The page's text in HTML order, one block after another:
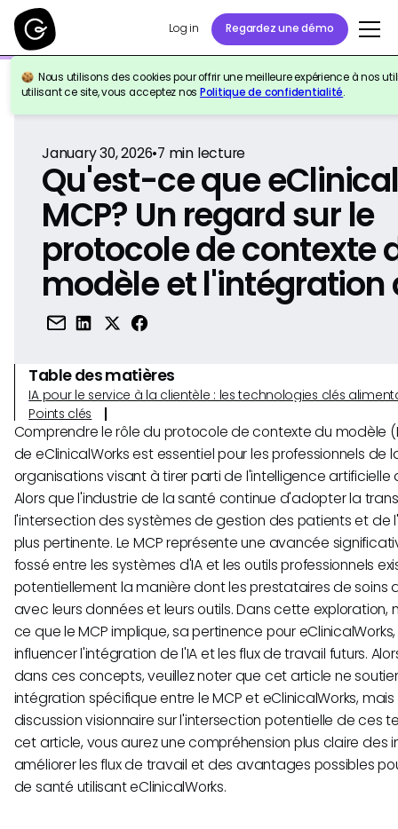
Log in Regardez une démo
Nous utilisons des cookies pour offrir une meilleure expérience à nos
utilisant ce site, vous acceptez nos Politique de confidentialité.
Retour à la référence
January 30, 2026•7 min lecture
Qu'est-ce que
MCP? Un regard sur le
protocole de contexte
modèle et l'intégration
Table des matières
IA pour le service à la clientèle : les technologies clés
Points clés
Comprendre le rôle du protocole de contexte du modèle
de eClinicalWorks est essentiel pour les professionnels de
organisations visant à tirer parti de l'intelligence artificielle
Alors que l'industrie de la santé continue d'adopter la
l'intersection des systèmes de gestion des patients et de
plus pertinente. Le MCP représente une avancée
fossé entre les systèmes d'IA et les outils professionnels
potentiellement la manière dont les prestataires de soins
avec leurs données et leurs outils. Dans cette exploration,
ce que le MCP implique, sa pertinence pour
influencer l'intégration de l'IA et les flux de travail futurs.
dans ces concepts, veuillez noter que cet article ne
intégration spécifique entre le MCP et eClinicalWorks,
discussion visionnaire sur l'intersection potentielle de ces
cet article, vous aurez une compréhension plus claire des
améliorer les flux de travail et des avantages possibles
de santé utilisant eClinicalWorks.